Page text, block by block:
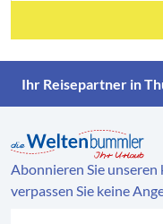
Ihr Reisepartner in
Abonnieren Sie
verpassen Sie keine